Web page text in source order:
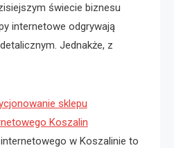
świecie biznesu
internetowe odgrywają
Jednakże, z
sklepu
Koszalin
w Koszalinie to